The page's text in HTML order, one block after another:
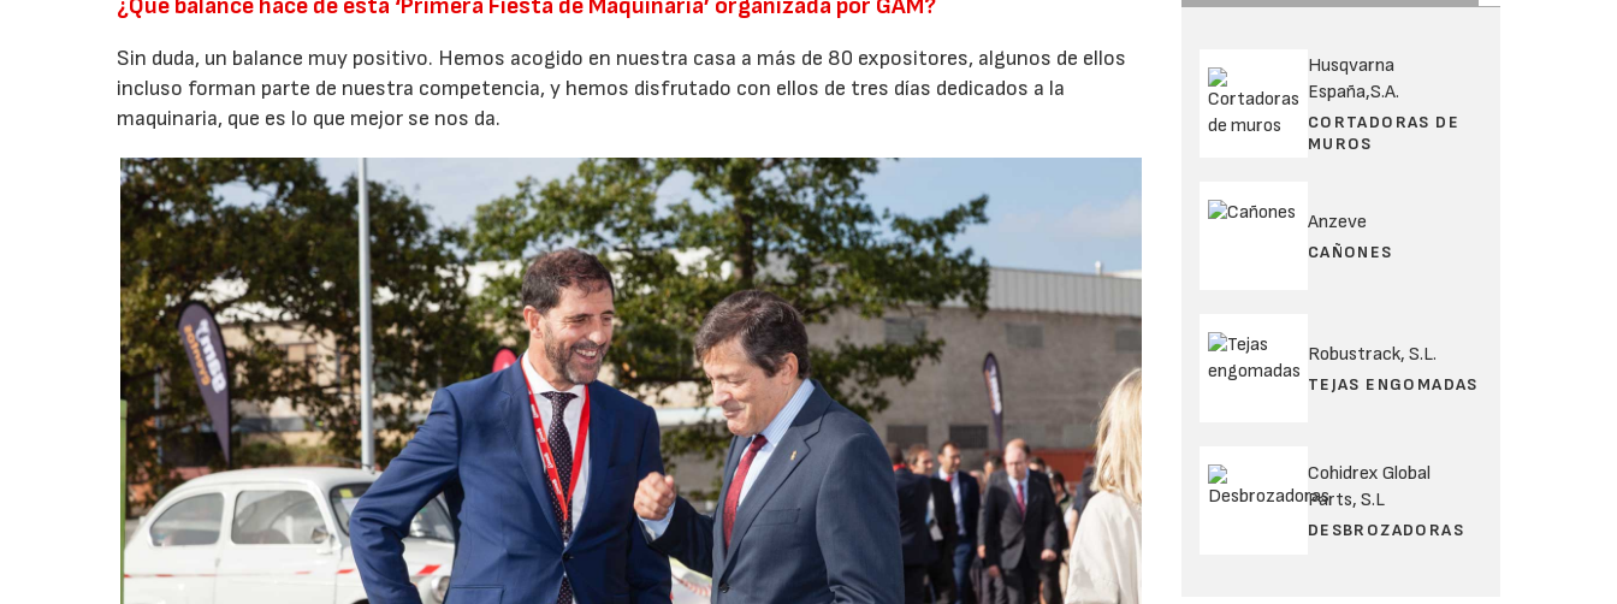
¿Qué balance hace de esta ‘Primera Fiesta de Maquinaria’ organizada por GAM?
Sin duda, un balance muy positivo. Hemos acogido en nuestra casa a más de 80 expositores, algunos de ellos
incluso forman parte de nuestra competencia, y hemos disfrutado con ellos de tres días dedicados a la
maquinaria, que es lo que mejor se nos da.
Husqvarna
España,S.A.
CORTADORAS DE
MUROS
Anzeve
CAÑONES
Robustrack, S.L.
TEJAS ENGOMADAS
Cohidrex Global
Parts, S.L
DESBROZADORAS